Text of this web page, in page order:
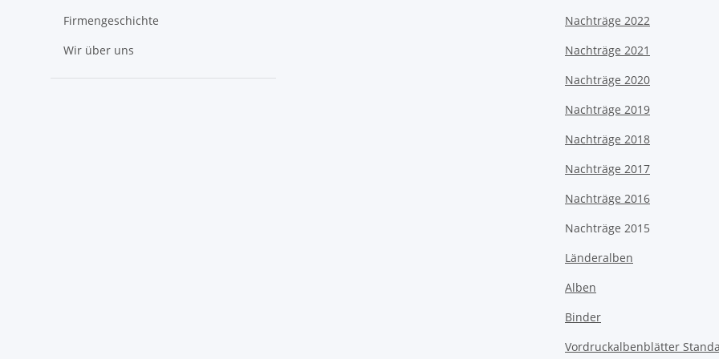
Firmengeschichte
Wir über uns
Nachträge 2022
Nachträge 2021
Nachträge 2020
Nachträge 2019
Nachträge 2018
Nachträge 2017
Nachträge 2016
Nachträge 2015
Länderalben
Alben
Binder
Vordruckalbenblätter